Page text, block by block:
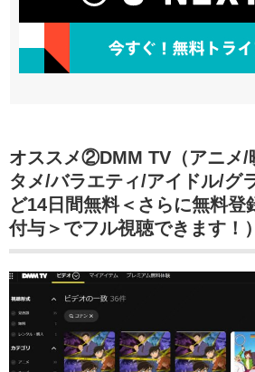
オススメ②DMM TV（アニメ/
タメ/バラエティ/アイドル/グ
ど14日間無料＜さらに無料登
付与＞でフル視聴できます！）